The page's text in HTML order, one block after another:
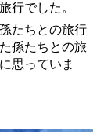
行でした。
たちとの旅行
孫たちとの旅
思っていま